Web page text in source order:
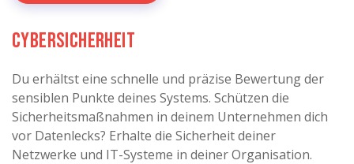
Cybersicherheit
Du erhältst eine schnelle und präzise Bewertung der
sensiblen Punkte deines Systems. Schützen die
Sicherheitsmaßnahmen in deinem Unternehmen dich
vor Datenlecks? Erhalte die Sicherheit deiner
Netzwerke und IT-Systeme in deiner Organisation.